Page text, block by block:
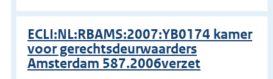
ECLI:NL:RBAMS:2007:YB0174 kamer
voor gerechtsdeurwaarders
Amsterdam 587.2006verzet